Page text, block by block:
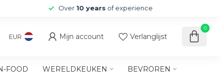
Over 10 years of experience
EUR Mijn account Verlanglijst
0
FOOD WERELDKEUKEN BEVROREN